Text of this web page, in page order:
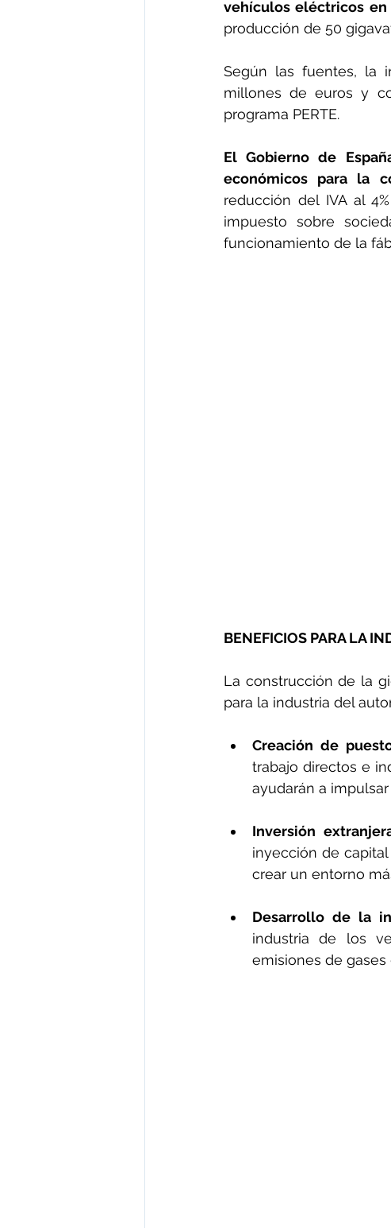
vehículos eléctricos en
producción de 50
Según las fuentes, la
millones de euros y
programa PERTE.
El Gobierno de
económicos para la
reducción del IVA al
impuesto sobre
funcionamiento de la
BENEFICIOS PARA LA
La construcción de la
para la industria del
Creación de
trabajo directos e
ayudarán a
Inversión
inyección de
crear un entorno
Desarrollo de la
industria de los
emisiones de